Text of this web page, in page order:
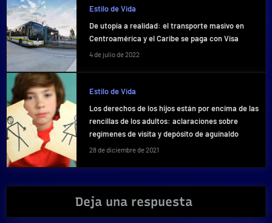
Estilo de Vida
De utopía a realidad: el transporte masivo en
Centroamérica y el Caribe se paga con Visa
4 de julio de 2022
Estilo de Vida
Los derechos de los hijos están por encima de las
rencillas de los adultos: aclaraciones sobre
regímenes de visita y depósito de aguinaldo
28 de diciembre de 2021
Deja una respuesta